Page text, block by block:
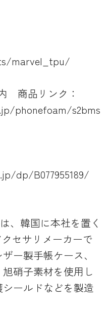
marvel_tpu/
商品リンク：
phonefoam/s2bms
dp/B077955189/
、韓国に本社を置く
セサリメーカーで
ー製手帳ケース、
硝子素材を使用し
ールドなどを製造